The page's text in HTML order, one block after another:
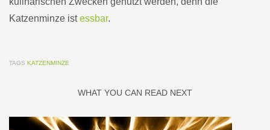
Katzenminze istessbar.
TAGS KATZENMINZE
WHAT YOU CAN READ NEXT